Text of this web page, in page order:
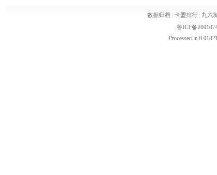
数据归档 卡盟排行
九六
鲁ICP备
Processed in